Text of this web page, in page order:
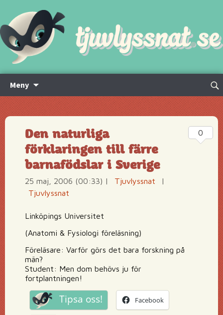
Meny
innehåll
Sök
Den naturliga
förklaringen till färre
barnafödslar i Sverige
25 maj, 2006 (00:33) | Tjuvlyssnat
|
Tjuvlyssnat
Linköpings Universitet
(Anatomi & Fysiologi föreläsning)
Föreläsare: Varför görs det bara forskning på
män?
Student: Men dom behövs ju för
fortplantningen!
Tipsa oss! Facebook
0